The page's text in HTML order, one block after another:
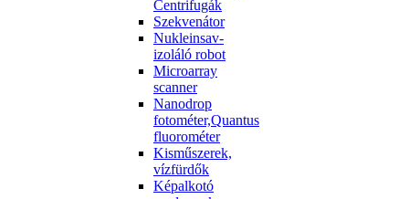
Centrifugák
Szekvenátor
Nukleinsav-
izoláló robot
Microarray
scanner
Nanodrop
fotométer,Quantus
fluorométer
Kisműszerek,
vízfürdők
Képalkotó